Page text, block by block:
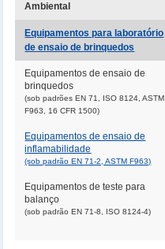
Ambiental
Equipamentos para laboratório
de ensaio de brinquedos
Equipamentos de ensaio de
brinquedos
(sob padrões EN 71, ISO 8124, ASTM
F963, 16 CFR 1500)
Equipamentos de ensaio de
inflamabilidade
(sob padrão EN 71-2, ASTM F963)
Equipamentos de teste para
balanço
(sob padrão EN 71-8, ISO 8124-4)